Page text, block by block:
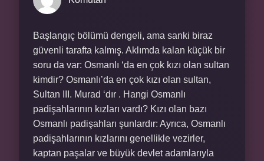
Başlangıç bölümü dengeli, ama sanki biraz
güvenli tarafta kalmış. Aklımda kalan küçük bir
soru da var: Osmanlı ‘da en çok kızı olan sultan
kimdir? Osmanlı’da en çok kızı olan sultan,
Sultan III. Murad ‘dır . Hangi Osmanlı
padişahlarının kızları vardı? Kızı olan bazı
Osmanlı padişahları şunlardır: Ayrıca, Osmanlı
padişahlarının kızlarını genellikle vezirler,
kaptan paşalar ve büyük devlet adamlarıyla